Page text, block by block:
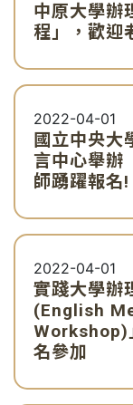
中原大學辦
程」，歡迎
2022-04-01
國立中央大
言中心舉辦
師踴躍報名!
2022-04-01
實踐大學辦
(English
Workshop)
名參加